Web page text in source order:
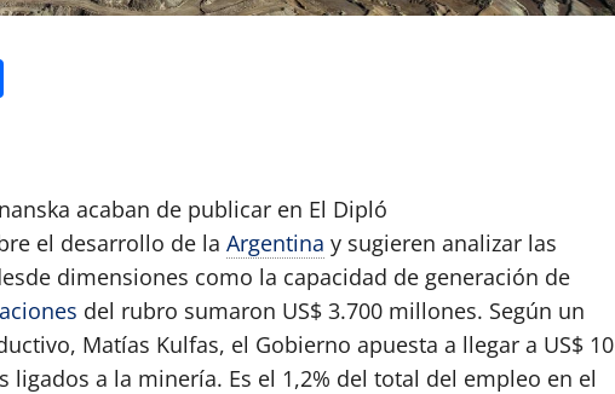
acaban de publicar en El Dipló
el desarrollo de la Argentina y sugieren analizar las
dimensiones como la capacidad de generación de
del rubro sumaron US$ 3.700 millones. Según un
Matías Kulfas, el Gobierno apuesta a llegar a US$ 10
a la minería. Es el 1,2% del total del empleo en el